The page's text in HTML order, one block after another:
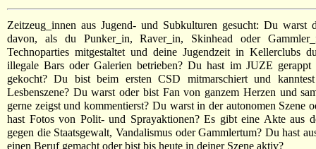
Zeitzeug_innen aus Jugend- und Subkulturen gesucht: Du warst
davon, als du Punker_in, Raver_in, Skinhead oder
Technoparties mitgestaltet und deine Jugendzeit in Kellerclubs
illegale Bars oder Galerien betrieben? Du hast im JUZE
gekocht? Du bist beim ersten CSD mitmarschiert und
Lesbenszene? Du warst oder bist Fan von ganzem Herzen und
gerne zeigst und kommentierst? Du warst in der autonomen Szene
hast Fotos von Polit- und Sprayaktionen? Es gibt eine Akte aus
gegen die Staatsgewalt, Vandalismus oder Gammlertum? Du hast
einen Beruf gemacht oder bist bis heute in deiner Szene aktiv?